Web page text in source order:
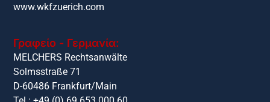
www.wkfzuerich.com
Γραφείο - Γερμανία:
MELCHERS Rechtsanwälte
Solmsstraße 71
D-60486 Frankfurt/Main